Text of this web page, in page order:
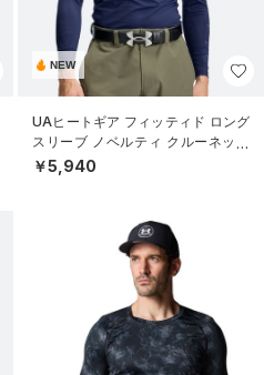
NEW
UAヒートギア フィッティド ロング
スリーブ ノベルティ クルーネック
シャツ（ゴルフ/MEN）
￥5,940